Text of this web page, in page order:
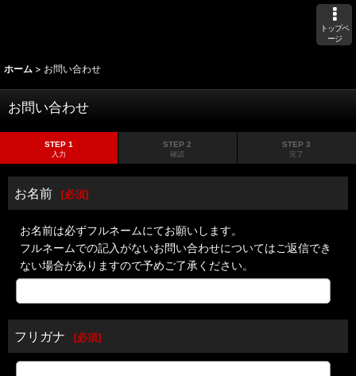
トップペ
ージ
ホーム > お問い合わせ
お問い合わせ
STEP 1
入力
STEP 2
確認
STEP 3
完了
お名前 [必須]
お名前は必ずフルネームにてお願いします。
フルネームでの記入がないお問い合わせについてはご返信でき
ない場合がありますので予めご了承ください。
フリガナ [必須]